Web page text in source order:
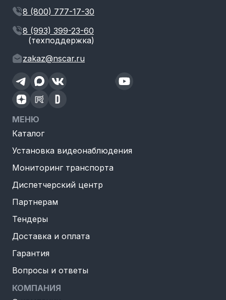
8 (800) 777-17-30
8 (993) 399-23-60
(техподдержка)
zakaz@nscar.ru
МЕНЮ
Каталог
Установка видеонаблюдения
Мониторинг транспорта
Диспетчерский центр
Партнерам
Тендеры
Доставка и оплата
Гарантия
Вопросы и ответы
КОМПАНИЯ